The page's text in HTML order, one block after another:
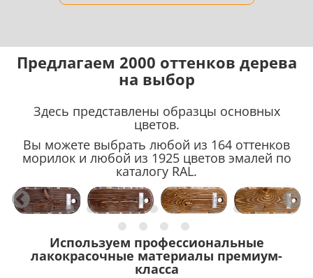
Предлагаем 2000 оттенков дерева
на выбор
Здесь представлены образцы основных
цветов.
Вы можете выбрать любой из 164 оттенков
морилок и любой из 1925 цветов эмалей по
каталогу RAL.
Используем профессиональные
лакокрасочные материалы премиум-
класса